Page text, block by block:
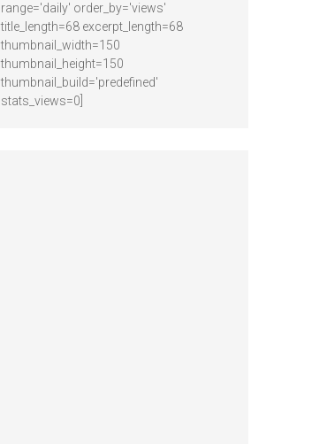
range='daily' order_by='views'
title_length=68 excerpt_length=68
thumbnail_width=150
thumbnail_height=150
thumbnail_build='predefined'
stats_views=0]